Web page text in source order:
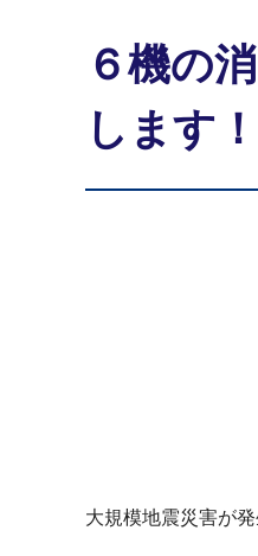
６機の
します！
大規模地震災害が